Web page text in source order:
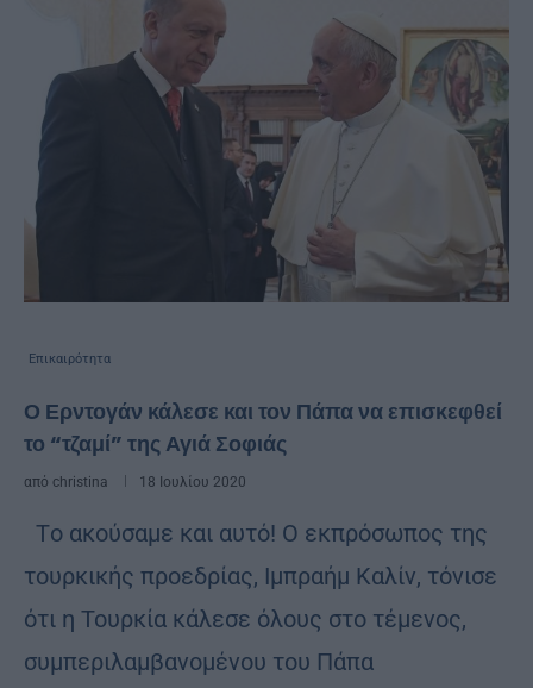
Επικαιρότητα
Ο Ερντογάν κάλεσε και τον Πάπα να επισκεφθεί
το “τζαμί” της Αγιά Σοφιάς
από christina 18 Ιουλίου 2020
Τo ακούσαμε και αυτό! Ο εκπρόσωπος της
τουρκικής προεδρίας, Ιμπραήμ Καλίν, τόνισε
ότι η Τουρκία κάλεσε όλους στο τέμενος,
συμπεριλαμβανομένου του Πάπα